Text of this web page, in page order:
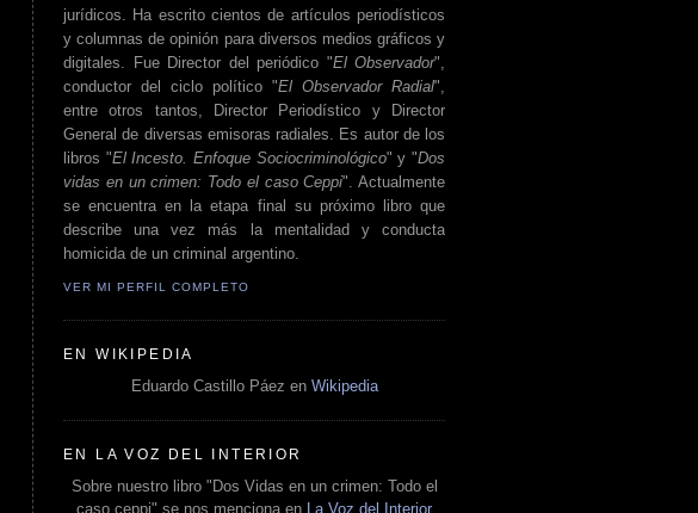
jurídicos. Ha escrito cientos de artículos periodísticos
y columnas de opinión para diversos medios gráficos y
digitales. Fue Director del periódico "El Observador",
conductor del ciclo político "El Observador Radial",
entre otros tantos, Director Periodístico y Director
General de diversas emisoras radiales. Es autor de los
libros "El Incesto. Enfoque Sociocriminológico" y "Dos
vidas en un crimen: Todo el caso Ceppi". Actualmente
se encuentra en la etapa final su próximo libro que
describe una vez más la mentalidad y conducta
homicida de un criminal argentino.
VER MI PERFIL COMPLETO
EN WIKIPEDIA
Eduardo Castillo Páez en Wikipedia
EN LA VOZ DEL INTERIOR
Sobre nuestro libro "Dos Vidas en un crimen: Todo el
caso ceppi" se nos menciona en
La Voz del Interior